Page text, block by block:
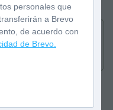
personales que
a Brevo
de acuerdo con
de Brevo.